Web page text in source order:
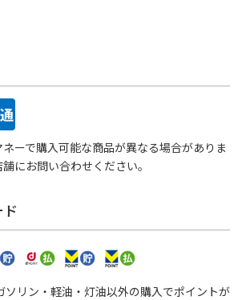
ーで購入可能な商品が異なる場合がありま
にお問い合わせください。
リン・軽油・灯油以外の購入でポイントが